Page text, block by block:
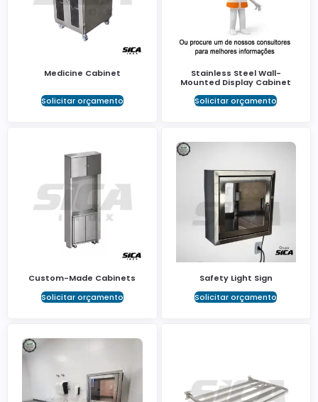
Medicine Cabinet
Solicitar orçamento
Stainless Steel Wall-
Mounted Display Cabinet
Solicitar orçamento
Custom-Made Cabinets
Solicitar orçamento
Safety Light Sign
Solicitar orçamento